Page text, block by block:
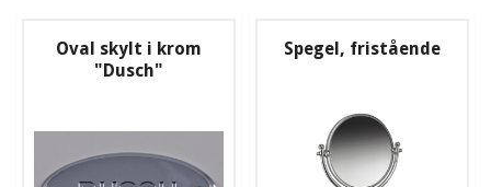
Oval skylt i krom
"Dusch"
Spegel, fristående